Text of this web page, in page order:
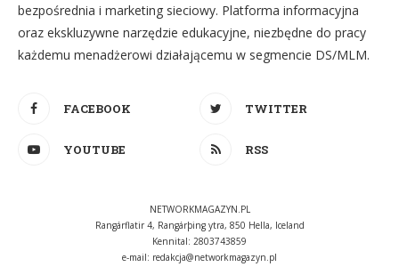
bezpośrednia i marketing sieciowy. Platforma informacyjna
oraz ekskluzywne narzędzie edukacyjne, niezbędne do pracy
każdemu menadżerowi działającemu w segmencie DS/MLM.
FACEBOOK TWITTER
YOUTUBE RSS
NETWORKMAGAZYN.PL
Rangárflatir 4, Rangárþing ytra, 850 Hella, Iceland
Kennital: 2803743859
e-mail: redakcja@networkmagazyn.pl